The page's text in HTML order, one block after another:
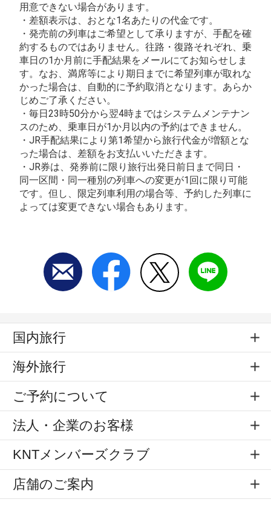
用意できない場合があります。
・差額表示は、おとな1名あたりの代金です。
・発売前の列車はご希望として承りますが、手配を確
約するものではありません。往路・復路それぞれ、乗
車日の1か月前に手配結果をメールにてお知らせしま
す。なお、満席等により期日までに希望列車が取れな
かった場合は、自動的に予約取消となります。あらか
じめご了承ください。
・毎日23時50分から翌4時まではシステムメンテナン
スのため、乗車日が1か月以内の予約はできません。
・JR手配結果により第1希望から旅行代金が増額とな
った場合は、差額をお支払いいただきます。
・JR券は、発券前に限り旅行出発日前日まで同日・
同一区間・同一種別の列車への変更が1回に限り可能
です。但し、限定列車利用の場合等、予約した列車に
よっては変更できない場合もあります。
国内旅行
海外旅行
ご予約について
法人・企業のお客様
KNTメンバーズクラブ
店舗のご案内